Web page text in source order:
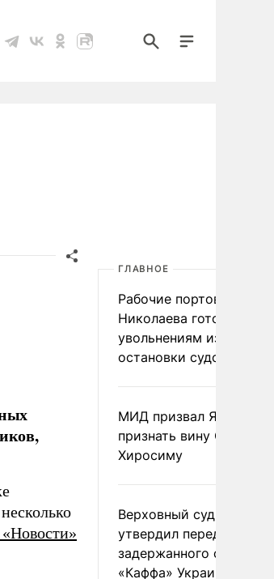
ГЛАВНОЕ
Рабочие портов
Николаева готовятся к
увольнениям из-за
остановки судоходства
МИД призвал Японию
признать вину США за
Хиросиму
Верховный суд Швеции
утвердил передачу
задержанного
«Каффа» Украине